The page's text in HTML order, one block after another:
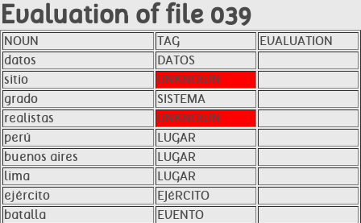
Evaluation of file 039
NOUN TAG
EVALUATION
datos
DATOS
sitio
UNKNOWN
grado
SISTEMA
realistas
UNKNOWN
perú
LUGAR
buenos aires
LUGAR
lima
LUGAR
ejército
EJéRCITO
batalla
EVENTO